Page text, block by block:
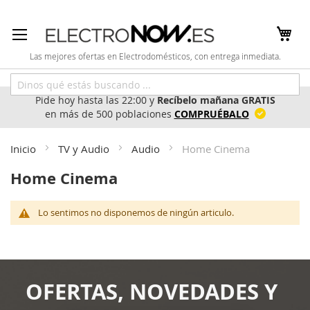
al
contenido
Las mejores ofertas en Electrodomésticos, con entrega inmediata.
Pide hoy hasta las 22:00 yRecíbelo mañana GRATIS
en más de 500 poblaciones COMPRUÉBALO
Inicio TV y Audio Audio Home Cinema
Home Cinema
Lo sentimos no disponemos de ningún articulo.
OFERTAS, NOVEDADES Y